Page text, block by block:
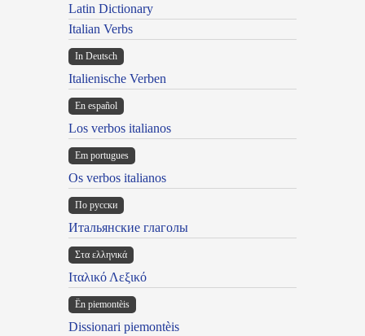
Latin Dictionary
Italian Verbs
In Deutsch
Italienische Verben
En español
Los verbos italianos
Em portugues
Os verbos italianos
По русски
Итальянские глаголы
Στα ελληνικά
Ιταλικό Λεξικό
Ën piemontèis
Dissionari piemontèis